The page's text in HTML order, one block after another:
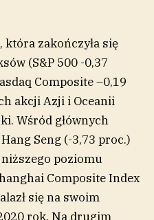
która zakończyła się
(S&P 500 -0,37
Composite –0,19
akcji Azji i Oceanii
Wśród głównych
Seng (-3,73 proc.)
poziomu
Composite Index
się na swoim
rok. Na drugim